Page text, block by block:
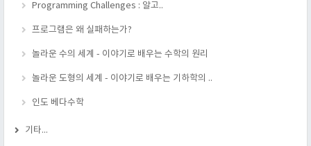
Programming Challenges : 알고..
프로그램은 왜 실패하는가?
놀라운 수의 세계 - 이야기로 배우는 수학의 원리
놀라운 도형의 세계 - 이야기로 배우는 기하학의 ..
인도 베다수학
기타...